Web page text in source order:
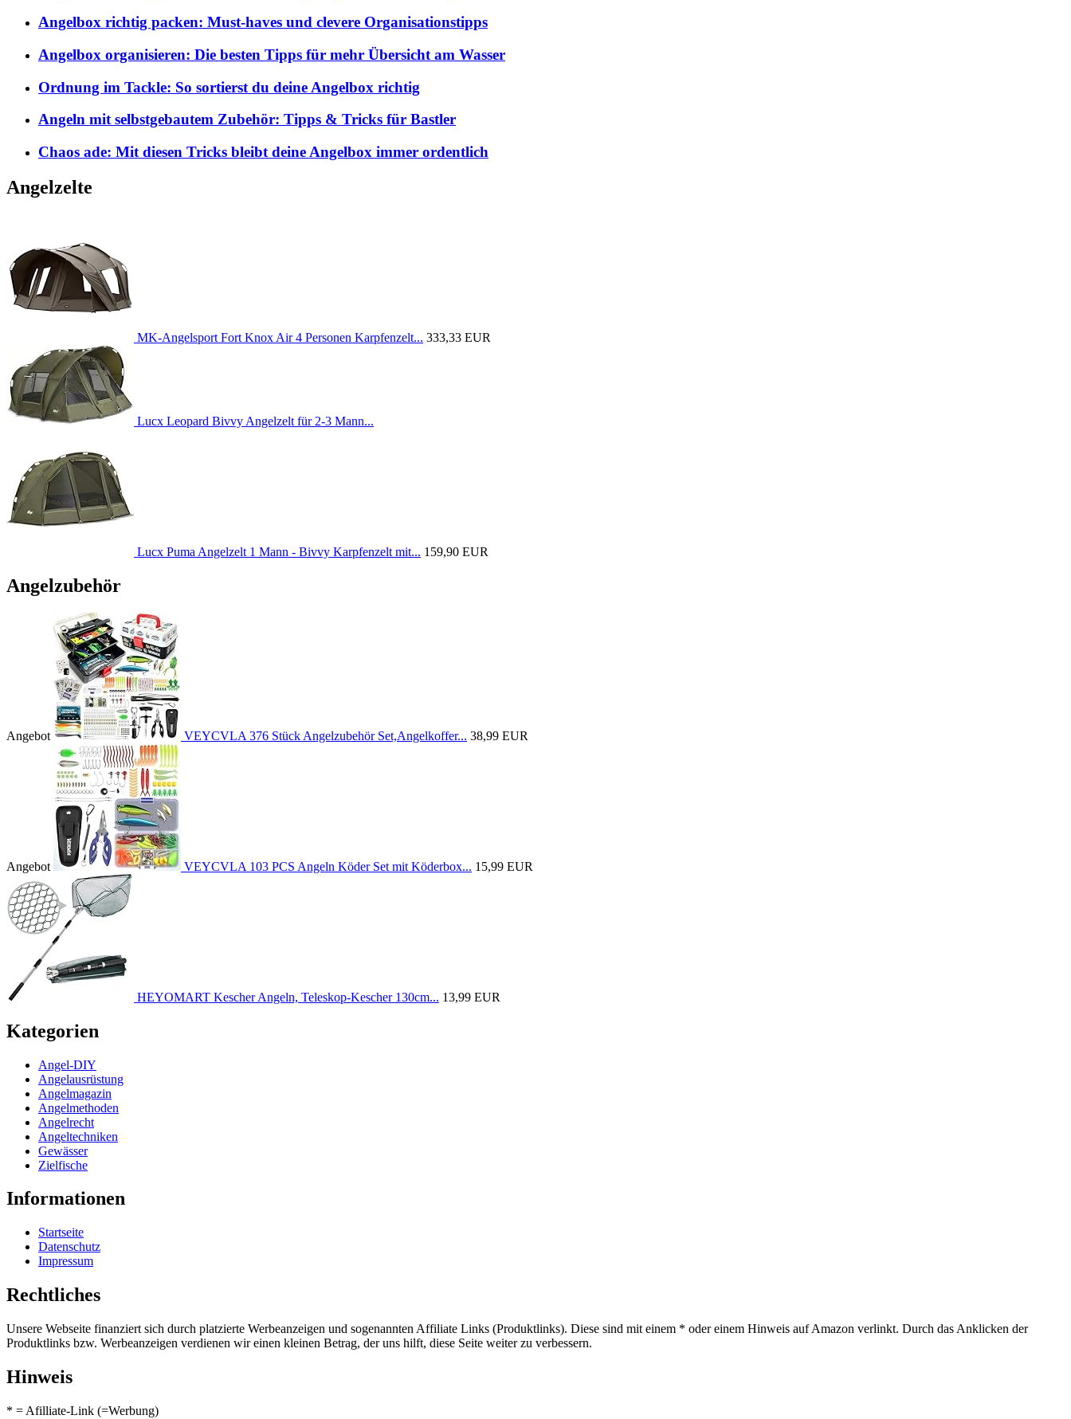
Angelbox richtig packen: Must-haves und clevere Organisationstipps
Angelbox organisieren: Die besten Tipps für mehr Übersicht am Wasser
Ordnung im Tackle: So sortierst du deine Angelbox richtig
Angeln mit selbstgebautem Zubehör: Tipps & Tricks für Bastler
Chaos ade: Mit diesen Tricks bleibt deine Angelbox immer ordentlich
Angelzelte
MK-Angelsport Fort Knox Air 4 Personen Karpfenzelt... 333,33 EUR
Lucx Leopard Bivvy Angelzelt für 2-3 Mann...
Lucx Puma Angelzelt 1 Mann - Bivvy Karpfenzelt mit... 159,90 EUR
Angelzubehör
Angebot VEYCVLA 376 Stück Angelzubehör Set,Angelkoffer... 38,99 EUR
Angebot VEYCVLA 103 PCS Angeln Köder Set mit Köderbox... 15,99 EUR
HEYOMART Kescher Angeln, Teleskop-Kescher 130cm... 13,99 EUR
Kategorien
Angel-DIY
Angelausrüstung
Angelmagazin
Angelmethoden
Angelrecht
Angeltechniken
Gewässer
Zielfische
Informationen
Startseite
Datenschutz
Impressum
Rechtliches
Unsere Webseite finanziert sich durch platzierte Werbeanzeigen und sogenannten Affiliate Links (Produktlinks). Diese sind mit einem * oder einem Hinweis auf Amazon verlinkt. Durch das Anklicken der
Produktlinks bzw. Werbeanzeigen verdienen wir einen kleinen Betrag, der uns hilft, diese Seite weiter zu verbessern.
Hinweis
* = Afilliate-Link (=Werbung)